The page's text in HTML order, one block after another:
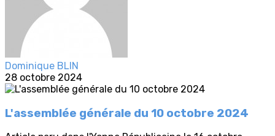
Dominique BLIN
28 octobre 2024
L'assemblée générale du 10 octobre 2024